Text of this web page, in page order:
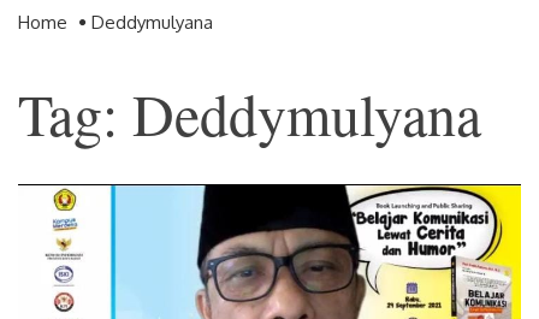
Home Deddymulyana
Tag: Deddymulyana